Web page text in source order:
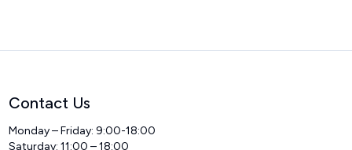
Contact Us
Monday – Friday: 9:00-18:00
Saturday: 11:00 – 18:00